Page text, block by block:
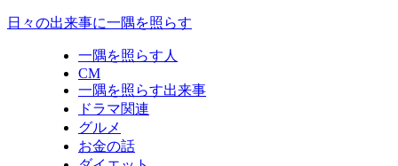
日々の出来事に一隅を照らす
一隅を照らす人
CM
一隅を照らす出来事
ドラマ関連
グルメ
お金の話